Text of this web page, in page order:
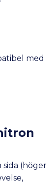
med
sida (höger